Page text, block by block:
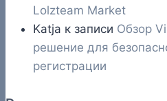
Lolzteam Market
Katja к записи Обзор
решение для
регистрации